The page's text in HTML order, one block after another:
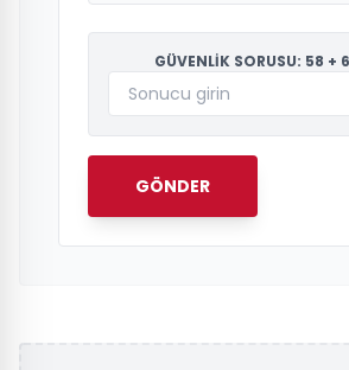
GÜVENLİK SORUSU: 58 +
GÖNDER